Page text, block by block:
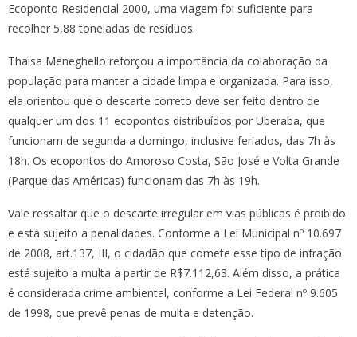
Ecoponto Residencial 2000, uma viagem foi suficiente para
recolher 5,88 toneladas de resíduos.
Thaisa Meneghello reforçou a importância da colaboração da
população para manter a cidade limpa e organizada. Para isso,
ela orientou que o descarte correto deve ser feito dentro de
qualquer um dos 11 ecopontos distribuídos por Uberaba, que
funcionam de segunda a domingo, inclusive feriados, das 7h às
18h. Os ecopontos do Amoroso Costa, São José e Volta Grande
(Parque das Américas) funcionam das 7h às 19h.
Vale ressaltar que o descarte irregular em vias públicas é proibido
e está sujeito a penalidades. Conforme a Lei Municipal nº 10.697
de 2008, art.137, III, o cidadão que comete esse tipo de infração
está sujeito a multa a partir de R$7.112,63. Além disso, a prática
é considerada crime ambiental, conforme a Lei Federal nº 9.605
de 1998, que prevê penas de multa e detenção.